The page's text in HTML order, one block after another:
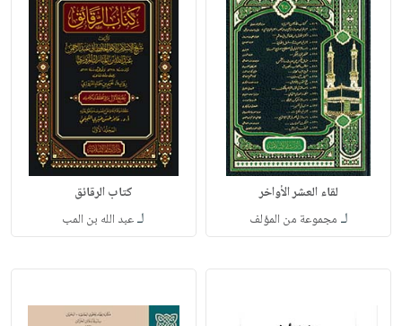
لقاء العشر الأواخر
لـ مجموعة من المؤلف
كتاب الرقائق
لـعبد الله بن المب